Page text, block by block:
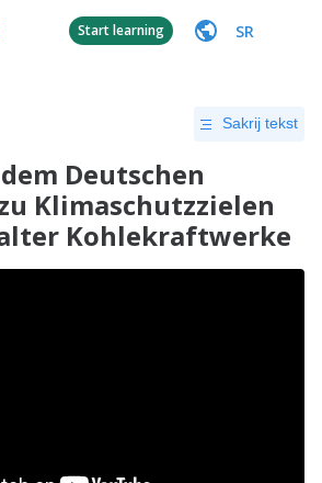
Start learning SR
Sakrij tekst
Deutschen
Klimaschutzzielen
Kohlekraftwerke